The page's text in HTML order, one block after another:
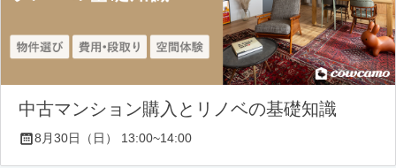
中古マンション購入とリノベの基礎知識
8月30日（日） 13:00~14:00